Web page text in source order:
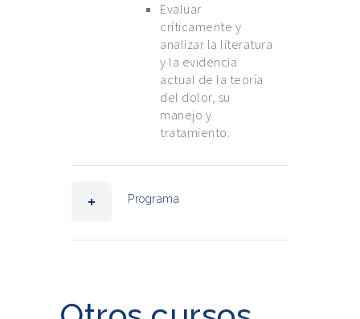
Evaluar
críticamente y
analizar la literatura
y la evidencia
actual de la teoría
del dolor, su
manejo y
tratamiento.
Programa